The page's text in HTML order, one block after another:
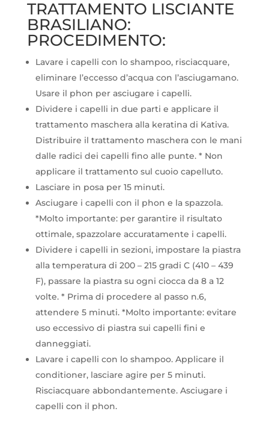
TRATTAMENTO LISCIANTE
BRASILIANO:
PROCEDIMENTO:
Lavare i capelli con lo shampoo, risciacquare,
eliminare l’eccesso d’acqua con l’asciugamano.
Usare il phon per asciugare i capelli.
Dividere i capelli in due parti e applicare il
trattamento maschera alla keratina di Kativa.
Distribuire il trattamento maschera con le mani
dalle radici dei capelli fino alle punte. * Non
applicare il trattamento sul cuoio capelluto.
Lasciare in posa per 15 minuti.
Asciugare i capelli con il phon e la spazzola.
*Molto importante: per garantire il risultato
ottimale, spazzolare accuratamente i capelli.
Dividere i capelli in sezioni, impostare la piastra
alla temperatura di 200 – 215 gradi C (410 – 439
F), passare la piastra su ogni ciocca da 8 a 12
volte. * Prima di procedere al passo n.6,
attendere 5 minuti. *Molto importante: evitare
uso eccessivo di piastra sui capelli fini e
danneggiati.
Lavare i capelli con lo shampoo. Applicare il
conditioner, lasciare agire per 5 minuti.
Risciacquare abbondantemente. Asciugare i
capelli con il phon.